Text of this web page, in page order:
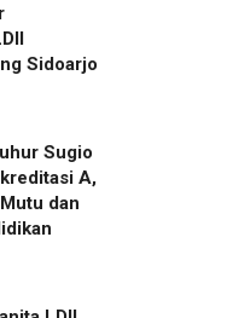
Sidoarjo
Sugio
A,
dan